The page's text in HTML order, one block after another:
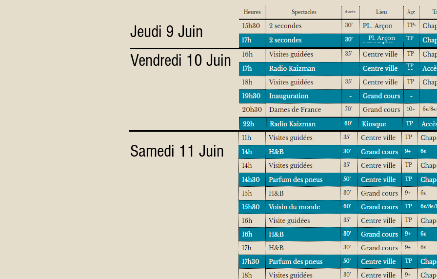
Jeudi 9 Juin
Vendredi 10 Juin
Samedi 11 Juin
Pl. Arçon TP
TP